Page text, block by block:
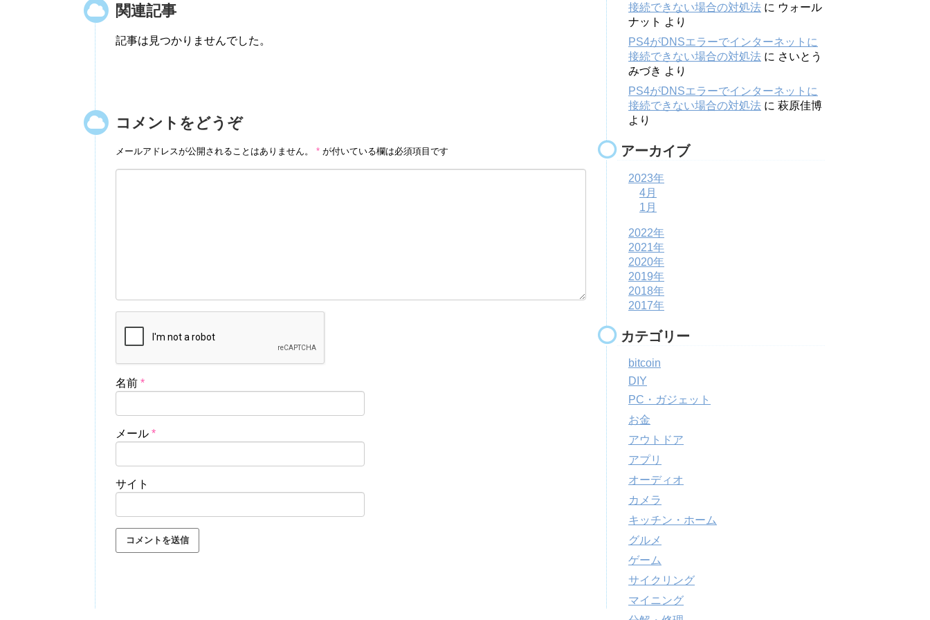
関連記事
記事は見つかりませんでした。
コメントをどうぞ
メールアドレスが公開されることはありません。 * が付いている欄は必須項目です
名前 *
メール *
サイト
接続できない場合の対処法 に ウォール
ナット より
PS4がDNSエラーでインターネットに
接続できない場合の対処法 に さいとう
みづき より
PS4がDNSエラーでインターネットに
接続できない場合の対処法 に 萩原佳博
より
アーカイブ
2023年
4月
1月
2022年
2021年
2020年
2019年
2018年
2017年
カテゴリー
bitcoin
DIY
PC・ガジェット
お金
アウトドア
アプリ
オーディオ
カメラ
キッチン・ホーム
グルメ
ゲーム
サイクリング
マイニング